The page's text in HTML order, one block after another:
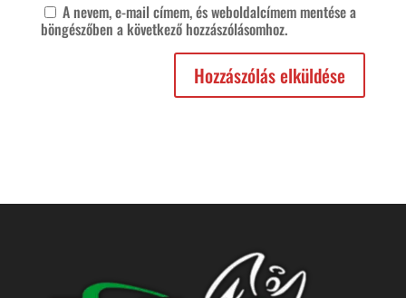
A nevem, e-mail címem, és weboldalcímem mentése a
böngészőben a következő hozzászólásomhoz.